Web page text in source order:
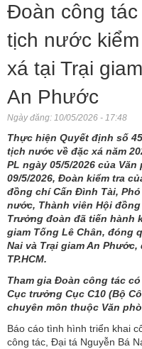
Đoàn công
tịch nước
xá tại Trại
An Phước
Ngày đăng: 10/05/2026 - 17:48
Thực hiện Quyết định số
tịch nước về đặc xá năm
PL ngày 05/5/2026 của
09/5/2026, Đoàn kiểm tra
đồng chí Cấn Đình Tài,
nước, Thành viên Hội
Trưởng đoàn đã tiến hành
giam Tống Lê Chân, đóng
Nai và Trại giam An
TP.HCM.
Tham gia Đoàn công tác
Cục trưởng Cục C10 (Bộ
chuyên môn thuộc Văn
Báo cáo tình hình triển khai
công tác, Đại tá Nguyễn Bá